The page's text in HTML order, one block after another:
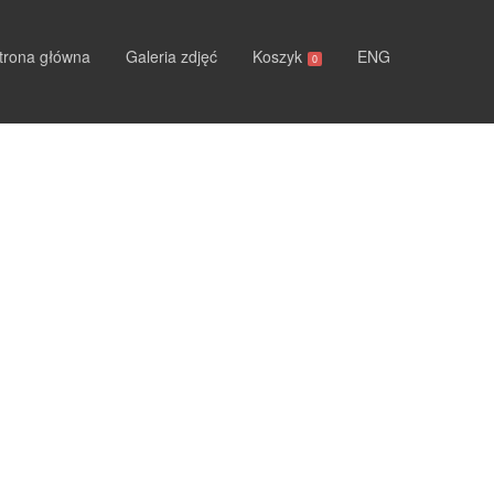
główna Galeria zdjęć Koszyk 0 ENG